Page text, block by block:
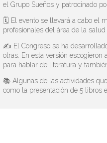
el Grupo Sueños y patrocinado
🗓️ El evento se llevará a cabo el
profesionales del área de la
✍️ El Congreso se ha
otras. En esta versión
para hablar de literatura y
📚 Algunas de las actividades
como la presentación de 5 libros